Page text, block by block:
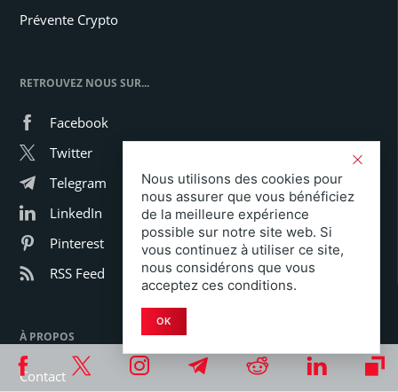
Prévente Crypto
RETROUVEZ NOUS SUR...
Facebook
Twitter
Telegram
LinkedIn
Pinterest
RSS Feed
À PROPOS
Contact
Nous utilisons des cookies pour
nous assurer que vous bénéficiez
de la meilleure expérience
possible sur notre site web. Si
vous continuez à utiliser ce site,
nous considérons que vous
acceptez ces conditions.
OK